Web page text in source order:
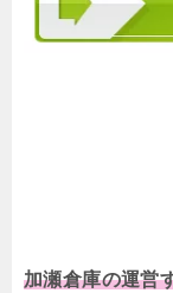
加瀬倉庫の運営